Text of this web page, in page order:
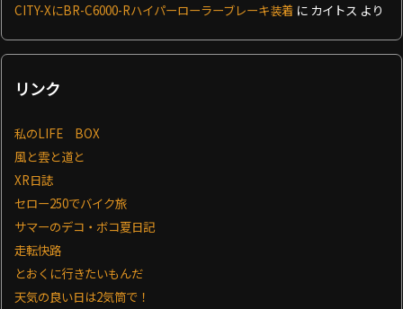
CITY-XにBR-C6000-Rハイパーローラーブレーキ装着 に カイトス より
リンク
私のLIFE BOX
風と雲と道と
XR日誌
セロー250でバイク旅
サマーのデコ・ボコ夏日記
走転快路
とおくに行きたいもんだ
天気の良い日は2気筒で！